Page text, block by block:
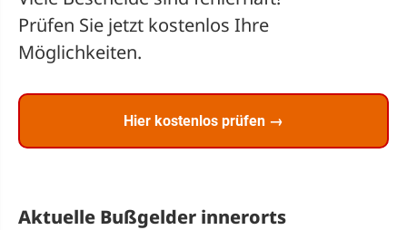
Prüfen Sie jetzt kostenlos Ihre
Möglichkeiten.
Hier kostenlos prüfen →
Aktuelle Bußgelder innerorts